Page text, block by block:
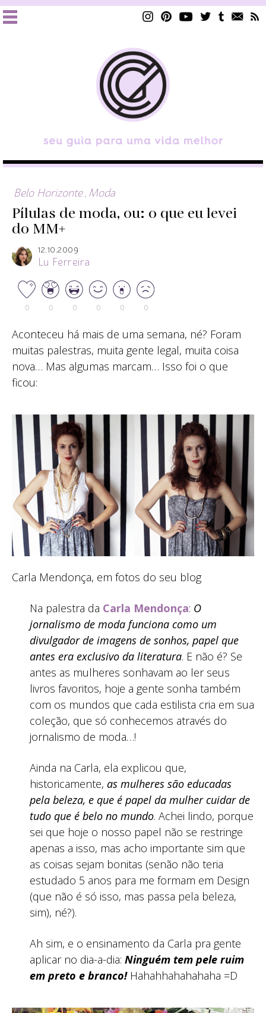
Belo Horizonte Moda
Pílulas de moda, ou: o que eu levei
do MM+
12.10.2009
Lu Ferreira
0 0 0 0 0 0
Aconteceu há mais de uma semana, né? Foram
muitas palestras, muita gente legal, muita coisa
nova… Mas algumas marcam… Isso foi o que
ficou:
Carla Mendonça, em fotos do seu blog
Na palestra da Carla Mendonça: O
jornalismo de moda funciona como um
divulgador de imagens de sonhos, papel que
antes era exclusivo da literatura. E não é? Se
antes as mulheres sonhavam ao ler seus
livros favoritos, hoje a gente sonha também
com os mundos que cada estilista cria em sua
coleção, que só conhecemos através do
jornalismo de moda…!
Ainda na Carla, ela explicou que,
historicamente, as mulheres são educadas
pela beleza, e que é papel da mulher cuidar de
tudo que é belo no mundo. Achei lindo, porque
sei que hoje o nosso papel não se restringe
apenas a isso, mas acho importante sim que
as coisas sejam bonitas (senão não teria
estudado 5 anos para me formam em Design
(que não é só isso, mas passa pela beleza,
sim), né?).
Ah sim, e o ensinamento da Carla pra gente
aplicar no dia-a-dia: Ninguém tem pele ruim
em preto e branco!Hahahhahahahaha =D